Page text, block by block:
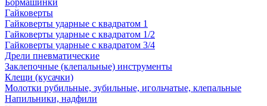
Бормашинки
Гайковерты
Гайковерты ударные с квадратом 1
Гайковерты ударные с квадратом 1/2
Гайковерты ударные с квадратом 3/4
Дрели пневматические
Заклепочные (клепальные) инструменты
Клещи (кусачки)
Молотки рубильные, зубильные, игольчатые, клепальные
Напильники, надфили